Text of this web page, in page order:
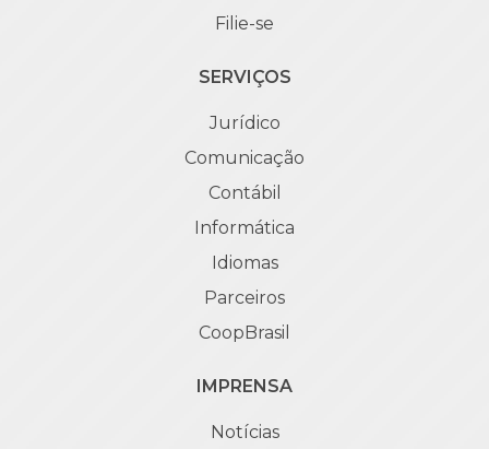
Filie-se
SERVIÇOS
Jurídico
Comunicação
Contábil
Informática
Idiomas
Parceiros
CoopBrasil
IMPRENSA
Notícias